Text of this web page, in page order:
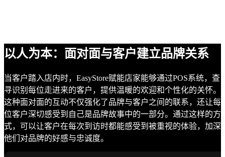
以人为本：面对面与客户建立品牌关系
当客户踏入店内时，EasyStore赋能店家能够通过POS系统，查
寻识别每位走进来的客户，提供温暖的欢迎和个性化的关怀。
这种面对面的互动不仅强化了品牌与客户之间的联系，还让每
位客户深切感受到自己是品牌故事中的一部分。通过这样的方
式，可以让客户在每次到访时都能感受到被重视的体验，加深
他们对品牌的好感与忠诚度。